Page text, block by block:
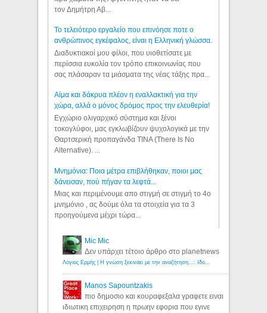
τον Δημήτρη Αβ...
Το τελειότερο εργαλείο που επινόησε ποτε ο
ανθρώπινος εγκέφαλος, είναι η Ελληνική γλώσσα.
Διαδυκτιακοί μου φίλοι, που υιοθετίσατε με
περίσσια ευκολία τον τρόπο επικοινωνίας που
σας πλάσαραν τα μιάσματα της νέας τάξης πρα...
Αίμα και δάκρυα πλέον η εναλλακτική για την
χώρα, αλλά ο μόνος δρόμος προς την ελευθερία!
Εγχώριο ολιγαρχικό σύστημα και ξένοι
τοκογλύφοι, μας εγκλωβίζουν ψυχολογικά με την
Θαρτσερική προπαγάνδα TINA (There Is No
Alternative). ...
Μνημόνια: Ποια μέτρα επιβλήθηκαν, ποιοι μας
δάνεισαν, πού πήγαν τα λεφτά...
Μιας και περιμένουμε απο στιγμή σε στιγμή το 4ο
μνημόνιο , ας δούμε όλα τα στοιχεία για τα 3
προηγούμενα μέχρι τώρα...
Mic Mic
Δεν υπάρχει τέτοιο άρθρο στο planetnews
Λόγιος Ερμής | Η γνώση ξεκινάει με την αναζήτηση...: Ιδού οι 18 που χρωστούν 11 δις ευρώ!
Manos Sapountzakis
πιο δημοσιο και κουραφεξαλα γραφετε ειναι
ιδιωτικη επιχειρηση η πρωην εφορια που εγινε